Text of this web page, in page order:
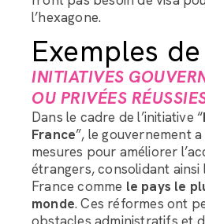
l’hexagone.
Exemples
INITIATIVES
OU PRIVÉES
Dans le cadre de l’initiative “
France”, le gouvernement
mesures pour améliorer
étrangers, consolidant ainsi
France comme le pays le
monde. Ces réformes ont